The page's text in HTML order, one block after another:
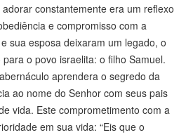
constantemente era um reflexo
e compromisso com a
sua esposa deixaram um legado, o
o povo israelita: o filho Samuel.
aprendera o segredo da
ao nome do Senhor com seus pais
vida. Este comprometimento com a
em sua vida: “Eis que o